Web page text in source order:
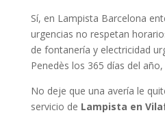
Sí, en Lampista Barcelona
urgencias no respetan
de fontanería y electricidad
Penedès los 365 días del
No deje que una avería le
servicio de Lampista en